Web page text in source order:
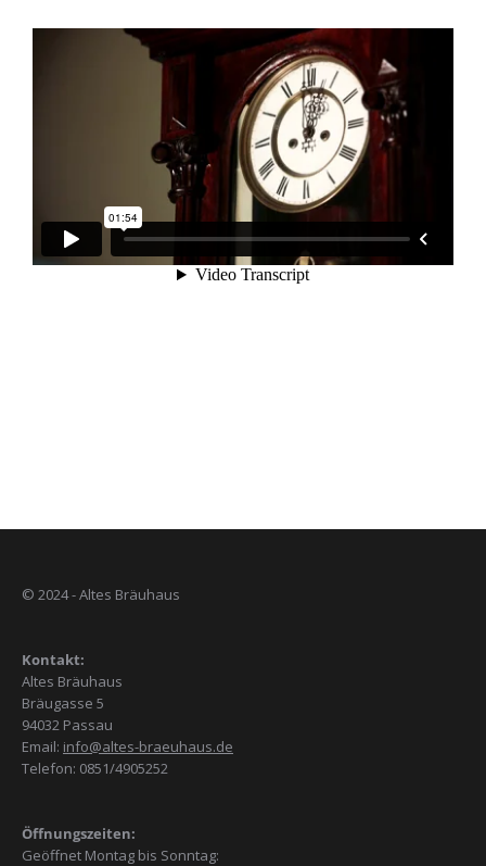
© 2024 - Altes Bräuhaus
Kontakt:
Altes Bräuhaus
Bräugasse 5
94032 Passau
Email: info@altes-braeuhaus.de
Telefon: 0851/4905252
Öffnungszeiten:
Geöffnet Montag bis Sonntag: